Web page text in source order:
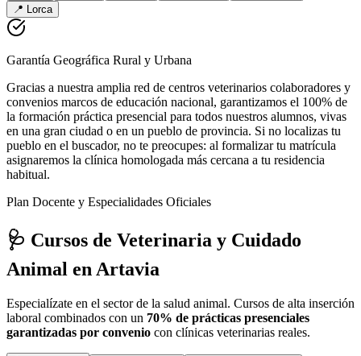
📍 Lorca
Garantía Geográfica Rural y Urbana
Gracias a nuestra amplia red de centros veterinarios colaboradores y
convenios marcos de educación nacional, garantizamos el 100% de
la formación práctica presencial para todos nuestros alumnos, vivas
en una gran ciudad o en un pueblo de provincia. Si no localizas tu
pueblo en el buscador, no te preocupes: al formalizar tu matrícula
asignaremos la clínica homologada más cercana a tu residencia
habitual.
Plan Docente y Especialidades Oficiales
🩺 Cursos de Veterinaria y Cuidado
Animal en Artavia
Especialízate en el sector de la salud animal. Cursos de alta inserción
laboral combinados con un 70% de prácticas presenciales
garantizadas por convenio con clínicas veterinarias reales.